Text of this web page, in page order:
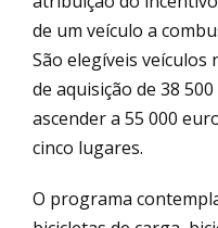
de um veículo a
São elegíveis veículos
de aquisição de 38
ascender a 55 000
cinco lugares.
O programa